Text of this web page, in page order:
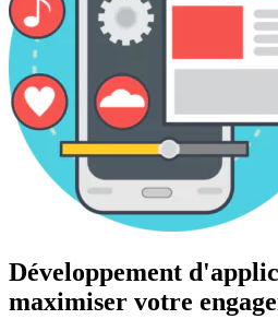
Développement
maximiser votre